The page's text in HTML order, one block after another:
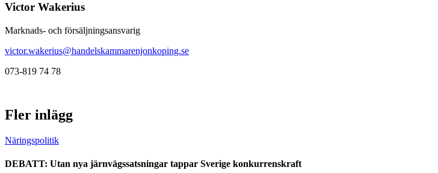
Victor Wakerius
Marknads- och försäljningsansvarig
victor.wakerius@handelskammarenjonkoping.se
073-819 74 78
Fler inlägg
Näringspolitik
DEBATT: Utan nya järnvägssatsningar tappar Sverige konkurrenskraft